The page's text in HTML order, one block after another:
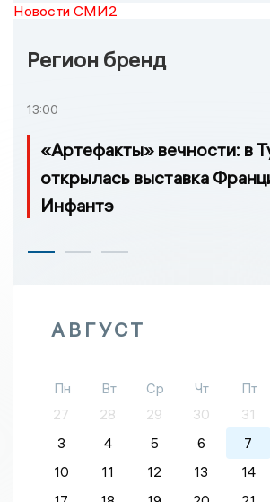
Новости СМИ2
Регион бренд
13:00
«Артефакты» вечности: в
открылась выставка
Инфантэ
АВГУСТ
Пн Вт Ср Чт Пт
27
28 29 30 31
3
4 5 6 7
10
11 12 13 14